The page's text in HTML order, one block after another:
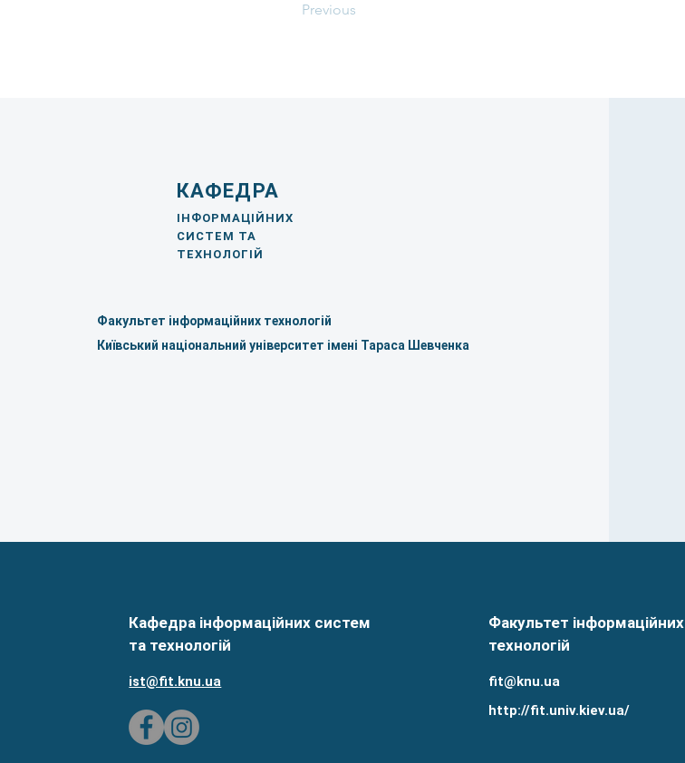
Previous
КАФЕДРА
ІНФОРМАЦІЙНИХ
СИСТЕМ ТА
ТЕХНОЛОГІЙ
Факультет інформаційних технологій
Київський національний університет імені Тараса Шевченка
Кафедра інформаційних систем
та технологій
ist@fit.knu.ua
Факультет інформаційних
технологій
fit@knu.ua
http://fit.univ.kiev.ua/